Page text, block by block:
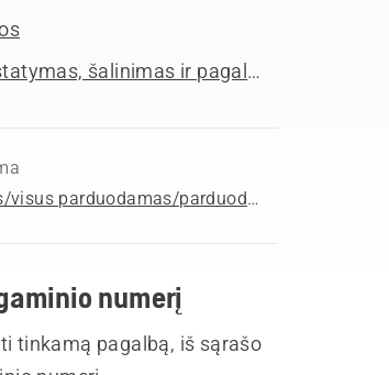
Gedimų nustatymas, šalinimas ir pagalba
Žiūrėti visas/visus parduodamas/parduodamus Benzininiai grandininiai pjūklai
numerį
tinkamą pagalbą, iš sąrašo